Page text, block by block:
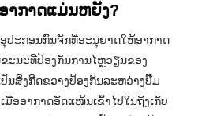
າກາດແມ່ນຫຍັງ?
ປະກອນກົນຈັກທີ່ອະນຸຍາດໃຫ້ອາກາດ
ະນະທີ່ປ້ອງກັນການໄຫຼວຽນຂອງ
ນສິ່ງກີດຂວາງປ້ອງກັນລະຫວ່າງປັ໊ມ
ມື່ອອາກາດອັດແໜ້ນເຂົ້າໄປໃນຖັງເກັບ